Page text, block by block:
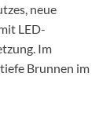
neue
LED-
Im
Brunnen im